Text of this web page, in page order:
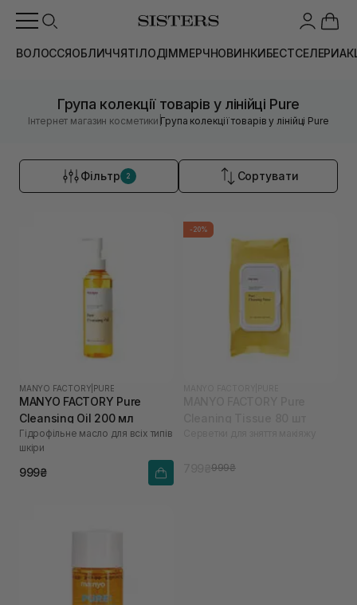
ВОЛОССЯОБЛИЧЧЯТІЛОДІММЕРЧНОВИНКИБЕСТСЕЛЕРИ
Група колекції товарів у лінійці Pure
Інтернет магазин косметики |Група колекції товарів у лінійці Pure
Фільтр 2 Сортувати
MANYO FACTORY PURE
MANYO FACTORY Pure
Cleansing Oil 200 мл
Гідрофільне масло для всіх типів
шкіри
999₴
-20%
999₴